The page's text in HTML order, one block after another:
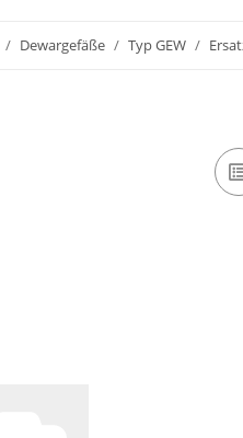
Dewargefäße Typ GEW